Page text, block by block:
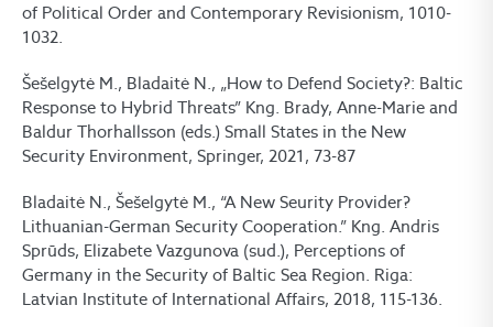
of Political Order and Contemporary Revisionism, 1010-
1032.
Šešelgytė M., Bladaitė N., „How to Defend Society?: Baltic
Response to Hybrid Threats” Kng. Brady, Anne-Marie and
Baldur Thorhallsson (eds.) Small States in the New
Security Environment, Springer, 2021, 73-87
Bladaitė N., Šešelgytė M., “A New Seurity Provider?
Lithuanian-German Security Cooperation.” Kng. Andris
Sprūds, Elizabete Vazgunova (sud.), Perceptions of
Germany in the Security of Baltic Sea Region. Riga:
Latvian Institute of International Affairs, 2018, 115-136.